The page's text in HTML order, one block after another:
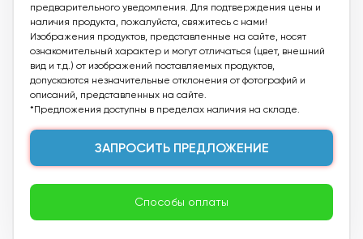
предварительного уведомления. Для подтверждения цены и
наличия продукта, пожалуйста, свяжитесь с нами!
Изображения продуктов, представленные на сайте, носят
ознакомительный характер и могут отличаться (цвет, внешний
вид и т.д.) от изображений поставляемых продуктов,
допускаются незначительные отклонения от фотографий и
описаний, представленных на сайте.
*Предложения доступны в пределах наличия на складе.
ЗАПРОСИТЬ ПРЕДЛОЖЕНИЕ
Способы оплаты